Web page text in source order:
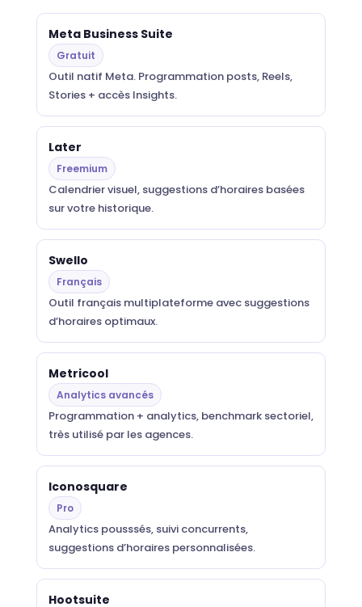
Meta Business Suite
Gratuit
Outil natif Meta. Programmation posts, Reels,
Stories + accès Insights.
Later
Freemium
Calendrier visuel, suggestions d’horaires basées
sur votre historique.
Swello
Français
Outil français multiplateforme avec suggestions
d’horaires optimaux.
Metricool
Analytics avancés
Programmation + analytics, benchmark sectoriel,
très utilisé par les agences.
Iconosquare
Pro
Analytics pousssés, suivi concurrents,
suggestions d’horaires personnalisées.
Hootsuite